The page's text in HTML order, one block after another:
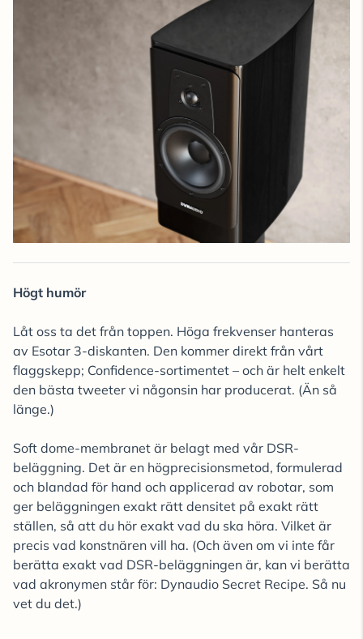
Högt humör
Låt oss ta det från toppen. Höga frekvenser hanteras
av Esotar 3-diskanten. Den kommer direkt från vårt
flaggskepp; Confidence-sortimentet – ​​och är helt enkelt
den bästa tweeter vi någonsin har producerat. (Än så
länge.)
Soft dome-membranet är belagt med vår DSR-
beläggning. Det är en högprecisionsmetod, formulerad
och blandad för hand och applicerad av robotar, som
ger beläggningen exakt rätt densitet på exakt rätt
ställen, så att du hör exakt vad du ska höra. Vilket är
precis vad konstnären vill ha. (Och även om vi inte får
berätta exakt vad DSR-beläggningen är, kan vi berätta
vad akronymen står för: Dynaudio Secret Recipe. Så nu
vet du det.)